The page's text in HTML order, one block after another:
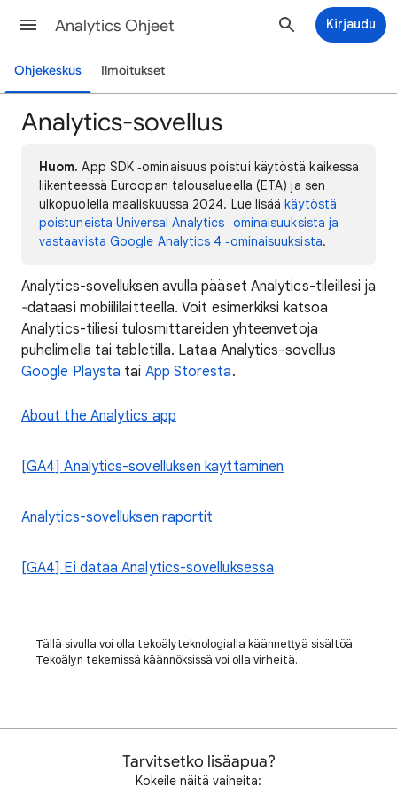
Analytics Ohjeet Kirjaudu
Ohjekeskus Ilmoitukset
Analytics-sovellus
Huom. App SDK ‑ominaisuus poistui käytöstä kaikessa
liikenteessä Euroopan talousalueella (ETA) ja sen
ulkopuolella maaliskuussa 2024. Lue lisääkäytöstä
poistuneista Universal Analytics ‑ominaisuuksista ja
vastaavista Google Analytics 4 ‑ominaisuuksista.
Analytics-sovelluksen avulla pääset Analytics-tileillesi ja
‐dataasi mobiililaitteella. Voit esimerkiksi katsoa
Analytics-tiliesi tulosmittareiden yhteenvetoja
puhelimella tai tabletilla. Lataa Analytics-sovellus
Google Playsta tai App Storesta.
About the Analytics app
[GA4] Analytics-sovelluksen käyttäminen
Analytics-sovelluksen raportit
[GA4] Ei dataa Analytics-sovelluksessa
Tällä sivulla voi olla tekoälyteknologialla käännettyä sisältöä.
Tekoälyn tekemissä käännöksissä voi olla virheitä.
Tarvitsetko lisäapua?
Kokeile näitä vaiheita: